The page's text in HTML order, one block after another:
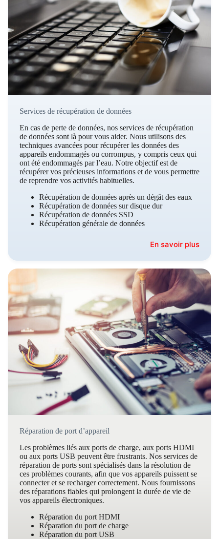
Services de récupération de données
En cas de perte de données, nos services de récupération
de données sont là pour vous aider. Nous utilisons des
techniques avancées pour récupérer les données des
appareils endommagés ou corrompus, y compris ceux qui
ont été endommagés par l’eau. Notre objectif est de
récupérer vos précieuses informations et de vous permettre
de reprendre vos activités habituelles.
Récupération de données après un dégât des eaux
Récupération de données sur disque dur
Récupération de données SSD
Récupération générale de données
En savoir plus
Réparation de port d’appareil
Les problèmes liés aux ports de charge, aux ports HDMI
ou aux ports USB peuvent être frustrants. Nos services de
réparation de ports sont spécialisés dans la résolution de
ces problèmes courants, afin que vos appareils puissent se
connecter et se recharger correctement. Nous fournissons
des réparations fiables qui prolongent la durée de vie de
vos appareils électroniques.
Réparation du port HDMI
Réparation du port de charge
Réparation du port USB